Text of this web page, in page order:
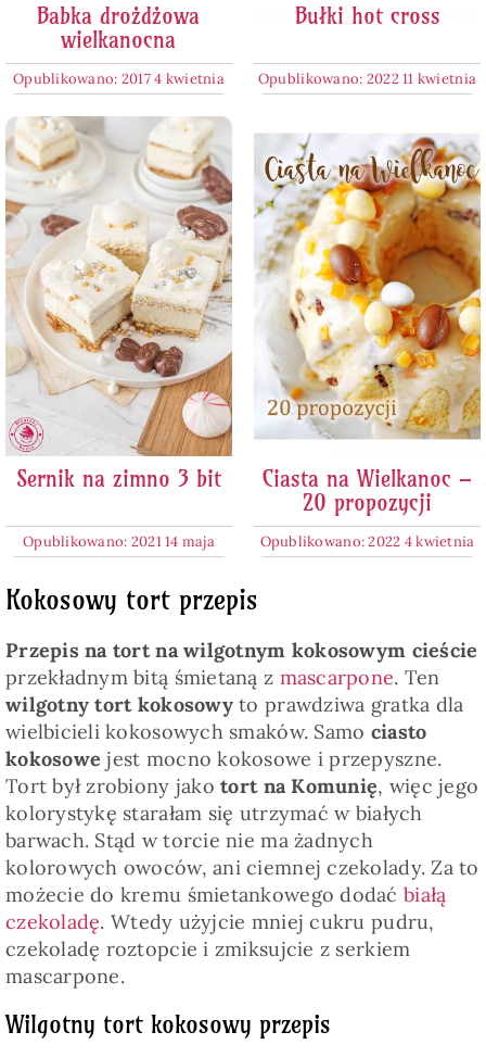
Babka drożdżowa
wielkanocna
Opublikowano: 2017 4 kwietnia
Bułki hot cross
Opublikowano: 2022 11 kwietnia
Sernik na zimno 3 bit
Opublikowano: 2021 14 maja
Ciasta na Wielkanoc –
20 propozycji
Opublikowano: 2022 4 kwietnia
Kokosowy tort przepis
Przepis na tort na wilgotnym kokosowym cieście
przekładnym bitą śmietaną z mascarpone. Ten
wilgotny tort kokosowyto prawdziwa gratka dla
wielbicieli kokosowych smaków. Samo ciasto
kokosowe jest mocno kokosowe i przepyszne.
Tort był zrobiony jakotort na Komunię, więc jego
kolorystykę starałam się utrzymać w białych
barwach. Stąd w torcie nie ma żadnych
kolorowych owoców, ani ciemnej czekolady. Za to
możecie do kremu śmietankowego dodać białą
czekoladę. Wtedy użyjcie mniej cukru pudru,
czekoladę roztopcie i zmiksujcie z serkiem
mascarpone.
Wilgotny tort kokosowy przepis